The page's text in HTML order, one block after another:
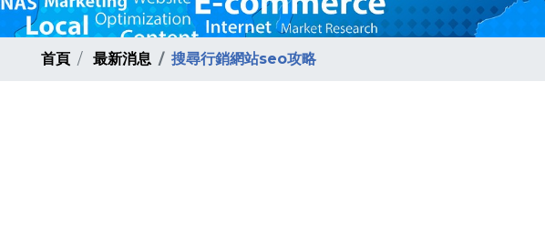
首頁 最新消息 搜尋行銷網站seo攻略